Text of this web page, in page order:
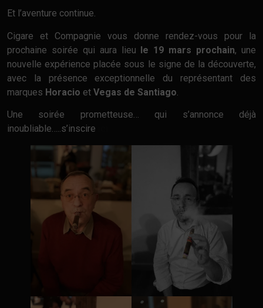
Et l’aventure continue.
Cigare et Compagnie vous donne rendez-vous pour la
prochaine soirée qui aura lieu le 19 mars prochain, une
nouvelle expérience placée sous le signe de la découverte,
avec la présence exceptionnelle du représentant des
marques Horacio et Vegas de Santiago
Une soirée prometteuse… qui s’annonce déjà
inoubliable…..s’inscire